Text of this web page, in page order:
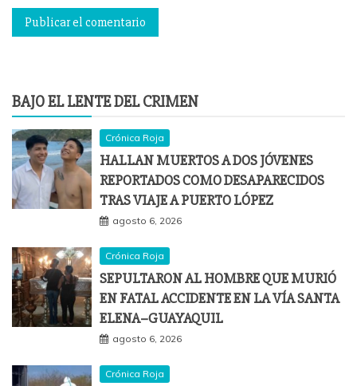
BAJO EL LENTE DEL CRIMEN
Crónica Roja
HALLAN MUERTOS A DOS JÓVENES
REPORTADOS COMO DESAPARECIDOS
TRAS VIAJE A PUERTO LÓPEZ
agosto 6, 2026
Crónica Roja
SEPULTARON AL HOMBRE QUE MURIÓ
EN FATAL ACCIDENTE EN LA VÍA SANTA
ELENA–GUAYAQUIL
agosto 6, 2026
Crónica Roja